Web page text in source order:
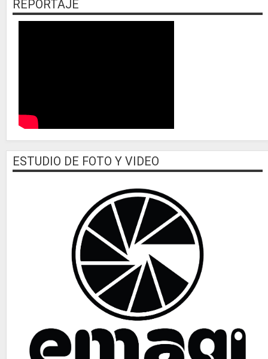
REPORTAJE
ESTUDIO DE FOTO Y VIDEO